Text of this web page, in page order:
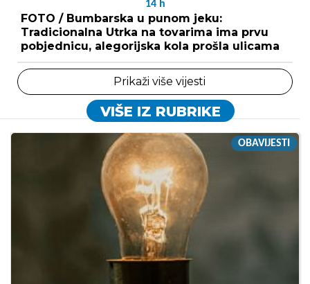
14 h
FOTO / Bumbarska u punom jeku:
Tradicionalna Utrka na tovarima ima prvu
pobjednicu, alegorijska kola prošla ulicama
Prikaži više vijesti
VIŠE IZ RUBRIKE
OBAVIJESTI